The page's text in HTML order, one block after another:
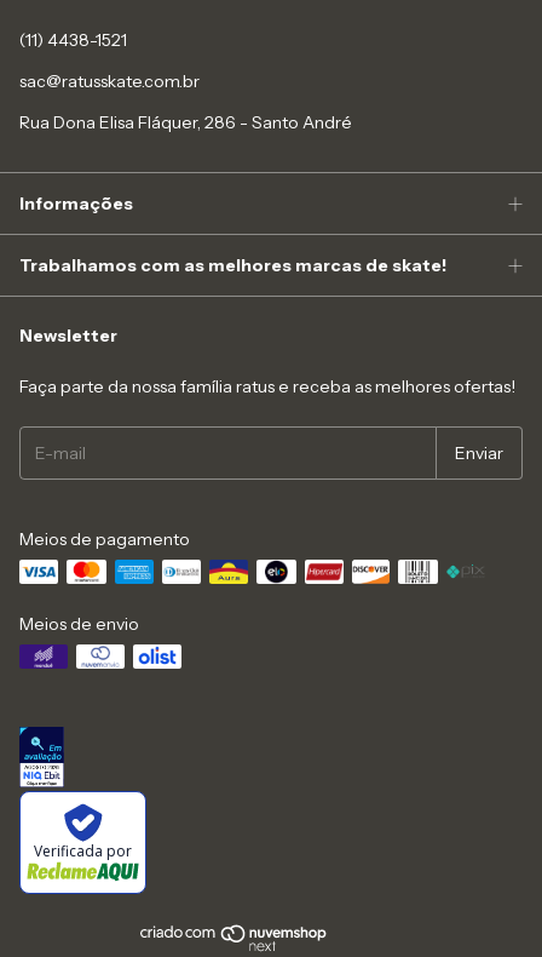
(11) 4438-1521
sac@ratusskate.com.br
Rua Dona Elisa Fláquer, 286 - Santo André
Informações
Trabalhamos com as melhores marcas de skate!
Newsletter
Faça parte da nossa família ratus e receba as melhores ofertas!
Meios de pagamento
Meios de envio
Verificada por